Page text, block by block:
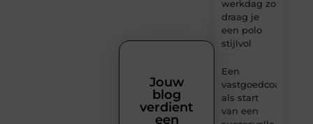
werkdag zo
draag je
een polo
stijlvol
Een
vastgoedcoach
als start
van een
Jouw
blog
verdient
een